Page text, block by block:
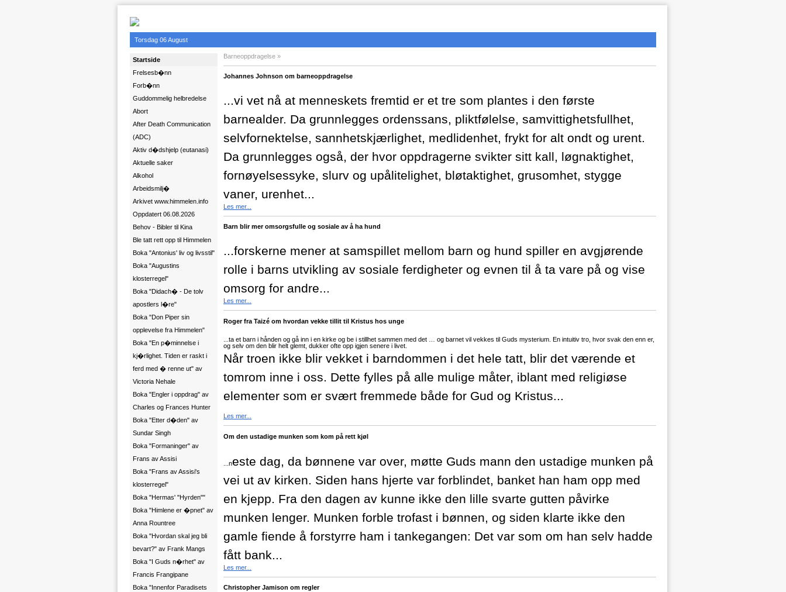
Torsdag 06 August
Startside
Frelsesb�nn
Forb�nn
Guddommelig helbredelse
Abort
After Death Communication
(ADC)
Aktiv d�dshjelp (eutanasi)
Aktuelle saker
Alkohol
Arbeidsmilj�
Arkivet www.himmelen.info
Oppdatert 06.08.2026
Behov - Bibler til Kina
Ble tatt rett opp til Himmelen
Boka "Antonius' liv og livsstil"
Boka "Augustins
klosterregel"
Boka "Didach� - De tolv
apostlers l�re"
Boka "Don Piper sin
opplevelse fra Himmelen"
Boka "En p�minnelse i
kj�rlighet. Tiden er raskt i
ferd med � renne ut" av
Victoria Nehale
Boka "Engler i oppdrag" av
Charles og Frances Hunter
Boka "Etter d�den" av
Sundar Singh
Boka "Formaninger" av
Frans av Assisi
Boka "Frans av Assisi's
klosterregel"
Boka "Hermas' "Hyrden""
Boka "Himlene er �pnet" av
Anna Rountree
Boka "Hvordan skal jeg bli
bevart?" av Frank Mangs
Boka "I Guds n�rhet" av
Francis Frangipane
Boka "Innenfor Paradisets
Barneoppdragelse
Johannes Johnson om barneoppdragelse
...vi vet nå at menneskets fremtid er et tre som plantes i den første
barnealder. Da grunnlegges ordenssans, pliktfølelse, samvittighetsfullhet,
selvfornektelse, sannhetskjærlighet, medlidenhet, frykt for alt ondt og urent.
Da grunnlegges også, der hvor oppdragerne svikter sitt kall, løgnaktighet,
fornøyelsessyke, slurv og upålitelighet, bløtaktighet, grusomhet, stygge
vaner, urenhet...
Les mer...
Barn blir mer omsorgsfulle og sosiale av å ha hund
...forskerne mener at samspillet mellom barn og hund spiller en avgjørende
rolle i barns utvikling av sosiale ferdigheter og evnen til å ta vare på og vise
omsorg for andre...
Les mer...
Roger fra Taizé om hvordan vekke tillit til Kristus hos unge
...ta et barn i hånden og gå inn i en kirke og be i stillhet sammen med det … og barnet vil vekkes til Guds mysterium. En intuitiv tro, hvor svak den enn er,
og selv om den blir helt glemt, dukker ofte opp igjen senere i livet.
Når troen ikke blir vekket i barndommen i det hele tatt, blir det værende et
tomrom inne i oss. Dette fylles på alle mulige måter, iblant med religiøse
elementer som er svært fremmede både for Gud og Kristus...
Les mer...
Om den ustadige munken som kom på rett kjøl
...neste dag, da bønnene var over, møtte Guds mann den ustadige munken på
vei ut av kirken. Siden hans hjerte var forblindet, banket han ham opp med
en kjepp. Fra den dagen av kunne ikke den lille svarte gutten påvirke
munken lenger. Munken forble trofast i bønnen, og siden klarte ikke den
gamle fiende å forstyrre ham i tankegangen: Det var som om han selv hadde
fått bank...
Les mer...
Christopher Jamison om regler